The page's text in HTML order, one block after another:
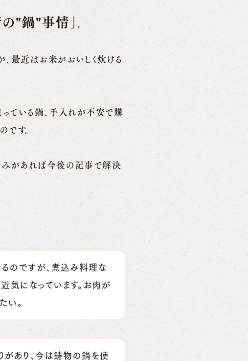
の"鍋"事情」 。
最近はお米がおいしく炊ける
っている鍋、手入れが不安で購
です。
みがあれば今後の記事で解決
のですが、煮込み料理な
気になっています。お肉が
い。
があり、今は鋳物の鍋を使